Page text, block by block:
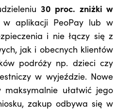
30 proc. zniżki w
w aplikacji PeoPay lub w
i nie łączy się z
jak i obecnych klientów
podróży np. dzieci czy
w wyjeździe. Nowe
maksymalnie ułatwić jego
zakup odbywa się w